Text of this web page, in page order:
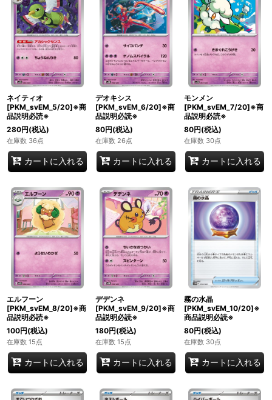
ネイティオ
[PKM_svEM_5/20]※商
品説明必読※
280円(税込)
在庫数 36点
カートに入れる
デオキシス
[PKM_svEM_6/20]※商
品説明必読※
80円(税込)
在庫数 26点
カートに入れる
モンメン
[PKM_svEM_7/20]※商
品説明必読※
80円(税込)
在庫数 30点
カートに入れる
エルフーン
[PKM_svEM_8/20]※商
品説明必読※
100円(税込)
在庫数 15点
カートに入れる
デデンネ
[PKM_svEM_9/20]※商
品説明必読※
180円(税込)
在庫数 15点
カートに入れる
霧の水晶
[PKM_svEM_10/20]※
商品説明必読※
80円(税込)
在庫数 30点
カートに入れる